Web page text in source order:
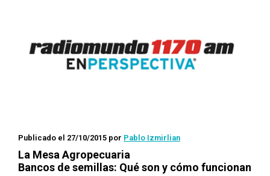
Publicado el 27/10/2015 por Pablo Izmirlian
La Mesa Agropecuaria
Bancos de semillas: Qué son y cómo funcionan